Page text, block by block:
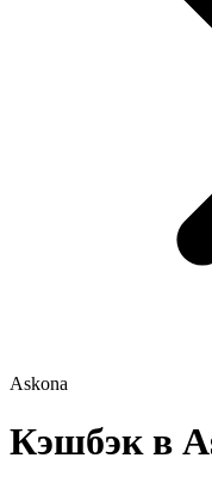
Askona
Кэшбэк в